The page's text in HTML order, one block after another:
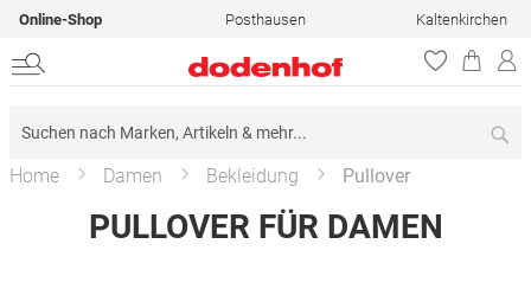
Online-Shop Posthausen Kaltenkirchen
Home Damen Bekleidung Pullover
PULLOVER FÜR DAMEN